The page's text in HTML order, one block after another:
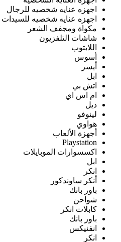
اجهزه عنايه شخصيه للرجال
اجهزه عنايه شخصيه للسيدات
مكواة ومجفف الشعر
شاشات التلفزيون
اللابتوب
أسوس
أيسر
ابل
اتش بي
ام اس اي
ديل
لينوفو
هواوي
أجهزة الألعاب
Playstation
اكسسوارات الموبايلات
ابل
انكر
أنكر ساوندكور
باور بانك
شواحن
كابلات انكر
باور بانك
انفنيكس
انكر